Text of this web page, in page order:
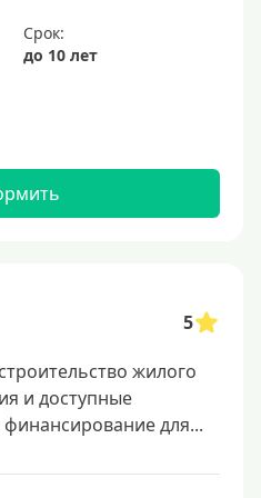
Срок:
до 10 лет
5
жилого
и доступные
для...